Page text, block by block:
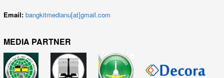
Email: bangkitmedianu[at]gmail.com
MEDIA PARTNER